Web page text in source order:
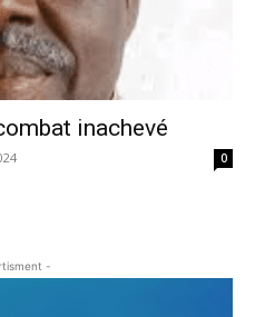
inachevé
0
-